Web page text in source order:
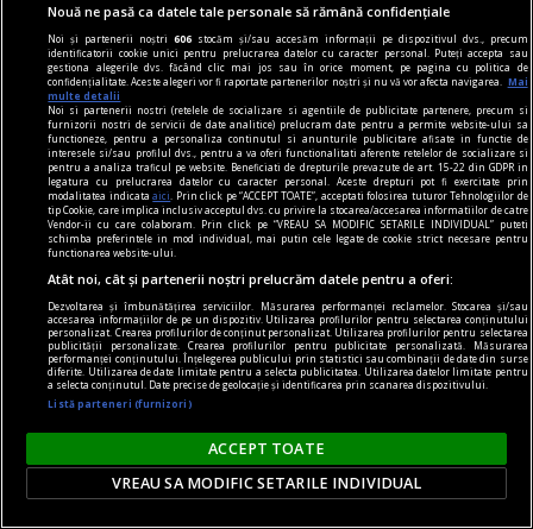
încruntat cînd au văzut numărul nostru de
săptămîna trecută.
Sever VOINESCU
viața de capital
Cînd economia de piață s-a pierdut printre
proteste
Nouă ne pasă ca datele tale personale să rămână confidențiale
Noi și partenerii noștri606 stocăm și/sau accesăm informații pe dispozitivul dvs., precum
identificatorii cookie unici pentru prelucrarea datelor cu caracter personal. Puteți accepta sau
gestiona alegerile dvs. făcând clic mai jos sau în orice moment, pe pagina cu politica de
confidențialitate. Aceste alegeri vor fi raportate partenerilor noștri și nu vă vor afecta navigarea.
Mai
multe detalii
Noi si partenerii nostri (retelele de socializare si agentiile de publicitate partenere, precum si
furnizorii nostri de servicii de date analitice) prelucram date pentru a permite website-ului sa
functioneze, pentru a personaliza continutul si anunturile publicitare afisate in functie de
interesele si/sau profilul dvs., pentru a va oferi functionalitati aferente retelelor de socializare si
pentru a analiza traficul pe website. Beneficiati de drepturile prevazute de art. 15-22 din GDPR in
legatura cu prelucrarea datelor cu caracter personal. Aceste drepturi pot fi exercitate prin
modalitatea indicataaici
. Prin click pe “ACCEPT TOATE”, acceptati folosirea tuturor Tehnologiilor de
tip Cookie, care implica inclusiv acceptul dvs. cu privire la stocarea/accesarea informatiilor de catre
Vendor-ii cu care colaboram. Prin click pe “VREAU SA MODIFIC SETARILE INDIVIDUAL” puteti
schimba preferintele in mod individual, mai putin cele legate de cookie strict necesare pentru
functionarea website-ului.
Atât noi, cât și partenerii noștri prelucrăm datele pentru a oferi:
Dezvoltarea și îmbunătățirea serviciilor. Măsurarea performanței reclamelor. Stocarea și/sau
accesarea informațiilor de pe un dispozitiv. Utilizarea profilurilor pentru selectarea conținutului
personalizat. Crearea profilurilor de conținut personalizat. Utilizarea profilurilor pentru selectarea
publicității personalizate. Crearea profilurilor pentru publicitate personalizată. Măsurarea
performanței conținutului. Înțelegerea publicului prin statistici sau combinații de date din surse
diferite. Utilizarea de date limitate pentru a selecta publicitatea. Utilizarea datelor limitate pentru
a selecta conținutul. Date precise de geolocație și identificarea prin scanarea dispozitivului.
Listă parteneri (furnizori)
ACCEPT TOATE
VREAU SA MODIFIC SETARILE INDIVIDUAL